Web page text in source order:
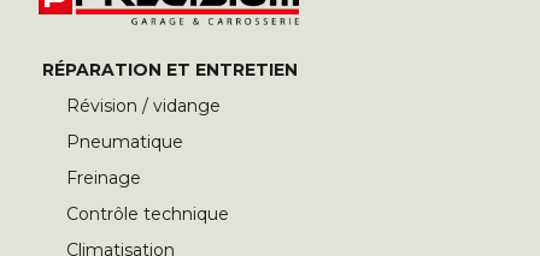
RÉPARATION ET ENTRETIEN
Révision / vidange
Pneumatique
Freinage
Contrôle technique
Climatisation